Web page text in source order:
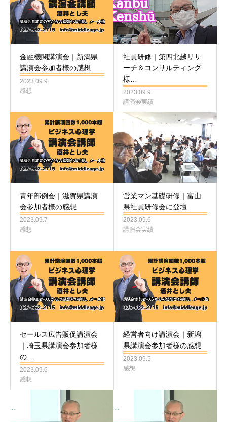
金融機関講演会｜新潟県
講演会参加者様の感想
2023.09.9
感想
社員研修｜第四北越リサ
ーチ＆コンサルティング
様…
2023.09.9
講演会実績
青年部例会｜滋賀県講演
会参加者様の感想
2023.09.7
感想
営業マン基礎研修｜富山
県社員研修会に登壇
2023.09.6
講演会実績
セールス広告販促講演会
｜埼玉県講演会参加者様
の…
2023.09.6
感想
経営者向け講演会｜新潟
県講演会参加者様の感想
2023.09.5
感想